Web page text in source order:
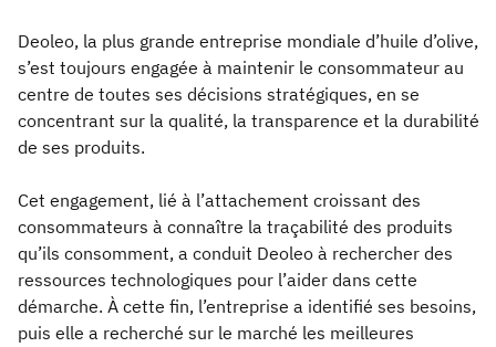
Deoleo, la plus grande entreprise mondiale d’huile d’olive,
s’est toujours engagée à maintenir le consommateur au
centre de toutes ses décisions stratégiques, en se
concentrant sur la qualité, la transparence et la durabilité
de ses produits.
Cet engagement, lié à l’attachement croissant des
consommateurs à connaître la traçabilité des produits
qu’ils consomment, a conduit Deoleo à rechercher des
ressources technologiques pour l’aider dans cette
démarche. À cette fin, l’entreprise a identifié ses besoins,
puis elle a recherché sur le marché les meilleures